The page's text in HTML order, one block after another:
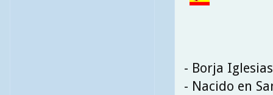
- Borja
- Nacido en